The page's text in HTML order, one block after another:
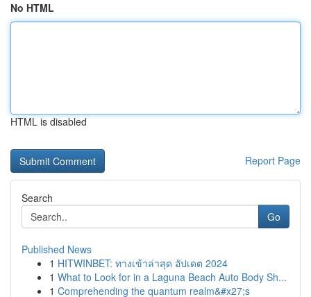
No HTML
HTML is disabled
Report Page
Search
Go
Published News
1 HITWINBET: ทางเข้าล่าสุด อัปเดต 2024
1 What to Look for in a Laguna Beach Auto Body Sh...
1 Comprehending the quantum realm&#x27;s